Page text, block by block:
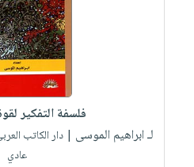
فلسفة التفكير
لـ ابراهيم الموسى | دار الكاتب
عادي